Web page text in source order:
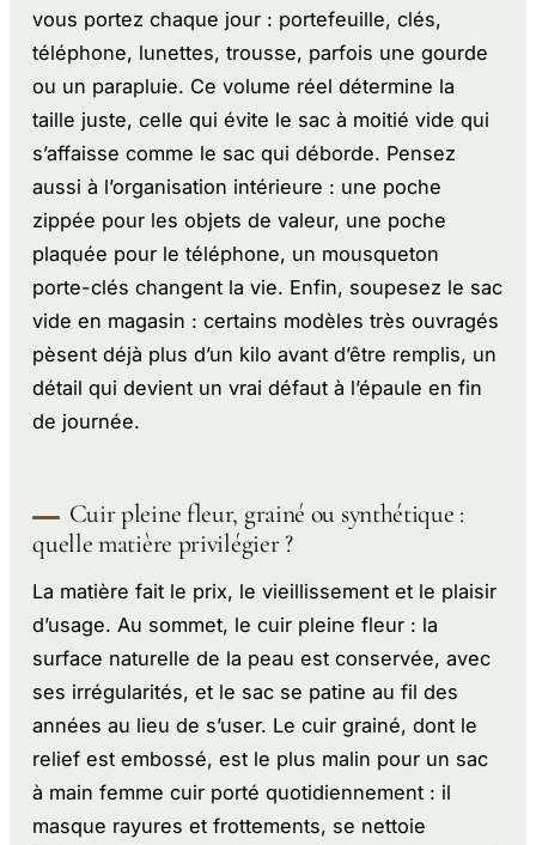
vous portez chaque jour : portefeuille, clés,
téléphone, lunettes, trousse, parfois une gourde
ou un parapluie. Ce volume réel détermine la
taille juste, celle qui évite le sac à moitié vide qui
s’affaisse comme le sac qui déborde. Pensez
aussi à l’organisation intérieure : une poche
zippée pour les objets de valeur, une poche
plaquée pour le téléphone, un mousqueton
porte-clés changent la vie. Enfin, soupesez le sac
vide en magasin : certains modèles très ouvragés
pèsent déjà plus d’un kilo avant d’être remplis, un
détail qui devient un vrai défaut à l’épaule en fin
de journée.
Cuir pleine fleur, grainé ou synthétique :
quelle matière privilégier ?
La matière fait le prix, le vieillissement et le plaisir
d’usage. Au sommet, le cuir pleine fleur : la
surface naturelle de la peau est conservée, avec
ses irrégularités, et le sac se patine au fil des
années au lieu de s’user. Le cuir grainé, dont le
relief est embossé, est le plus malin pour un sac
à main femme cuir porté quotidiennement : il
masque rayures et frottements, se nettoie